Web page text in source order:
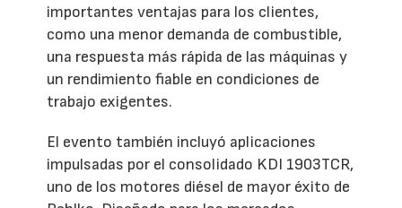
importantes ventajas para los clientes,
como una menor demanda de combustible,
una respuesta más rápida de las máquinas y
un rendimiento fiable en condiciones de
trabajo exigentes.
El evento también incluyó aplicaciones
impulsadas por el consolidado KDI 1903TCR,
uno de los motores diésel de mayor éxito de